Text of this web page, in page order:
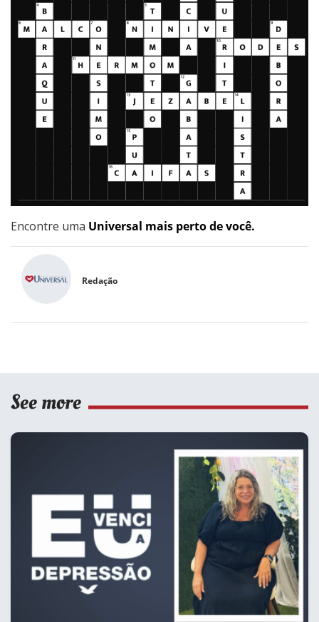
Encontre uma Universal mais perto de você.
Redação
See more